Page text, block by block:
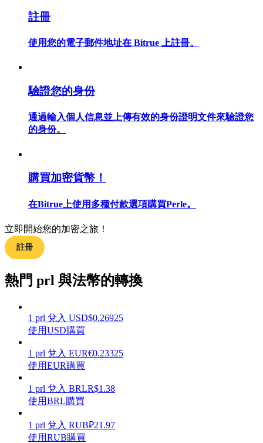
合約功能使用指南
交易策略
註冊
使用您的電子郵件地址在 Bitrue 上註冊。
驗證您的身份
通過輸入個人信息並上傳有效的身份證明文件來驗證您
的身份。
購買加密貨幣！
在Bitrue上使用多種付款選項購買Perle。
立即開始您的加密之旅！
註冊
熱門 prl 與法幣的轉換
1 prl 兌入 USD$0.26925
使用USD購買
1 prl 兌入 EUR€0.23325
使用EUR購買
1 prl 兌入 BRLR$1.38
使用BRL購買
1 prl 兌入 RUB₽21.97
使用RUB購買